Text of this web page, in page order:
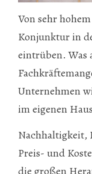
Von sehr
Konjunktur in
eintrüben. Was
Unternehmen
im eigenen
Nachhaltigkeit,
Preis- und
die großen